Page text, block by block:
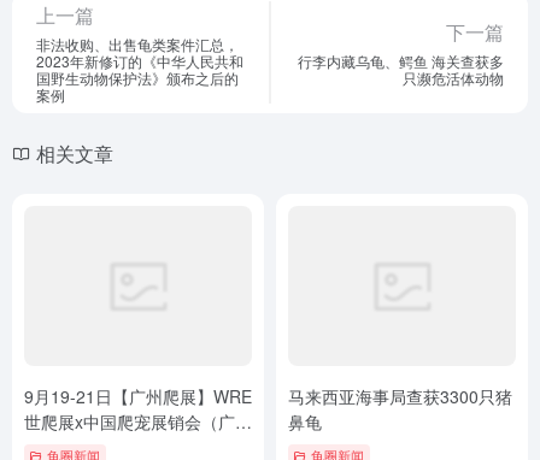
上一篇
非法收购、出售龟类案件汇总，
2023年新修订的《中华人民共和
国野生动物保护法》颁布之后的
案例
下一篇
行李内藏乌龟、鳄鱼 海关查获多
只濒危活体动物
相关文章
9月19-21日【广州爬展】WRE
世爬展x中国爬宠展销会（广州
站）招展&售票开始！（琶洲
龟圈新闻
马来西亚海事局查获3300只猪
鼻龟
龟圈新闻